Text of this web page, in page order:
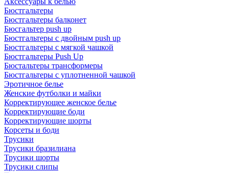
Бюстгальтеры
Бюстгальтеры балконет
Бюсгальтер push up
Бюстгальтеры с двойным push up
Бюстгальтеры с мягкой чашкой
Бюстгальтеры Push Up
Бюстальтеры трансформеры
Бюстгальтеры с уплотненной чашкой
Эротичное белье
Женские футболки и майки
Корректирующее женское белье
Корректирующие боди
Корректирующие шорты
Корсеты и боди
Трусики
Трусики бразилиана
Трусики шорты
Трусики слипы